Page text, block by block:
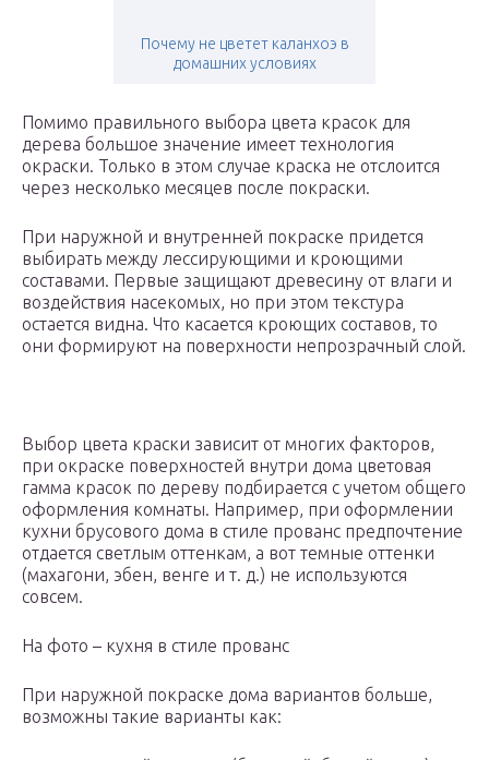
Почему не цветет каланхоэ в
домашних условиях
Помимо правильного выбора цвета красок для
дерева большое значение имеет технология
окраски. Только в этом случае краска не отслоится
через несколько месяцев после покраски.
При наружной и внутренней покраске придется
выбирать между лессирующими и кроющими
составами. Первые защищают древесину от влаги и
воздействия насекомых, но при этом текстура
остается видна. Что касается кроющих составов, то
они формируют на поверхности непрозрачный слой.
Выбор цвета краски зависит от многих факторов,
при окраске поверхностей внутри дома цветовая
гамма красок по дереву подбирается с учетом общего
оформления комнаты. Например, при оформлении
кухни брусового дома в стиле прованс предпочтение
отдается светлым оттенкам, а вот темные оттенки
(махагони, эбен, венге и т. д.) не используются
совсем.
На фото – кухня в стиле прованс
При наружной покраске дома вариантов больше,
возможны такие варианты как: